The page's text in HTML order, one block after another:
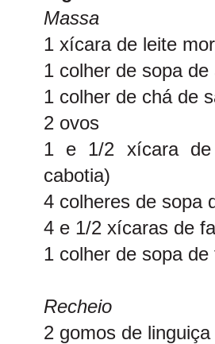
Massa
1 xícara de leite
1 colher de sopa de
1 colher de chá de
2 ovos
1 e 1/2 xícara de
cabotia)
4 colheres de sopa
4 e 1/2 xícaras de
1 colher de sopa
Recheio
2 gomos de